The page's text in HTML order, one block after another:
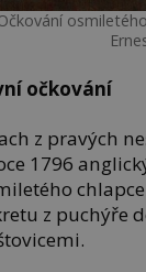
očkování
z pravých
1796
z puchýře